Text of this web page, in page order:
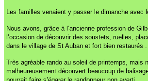
Les familles venaient y passer le dimanche avec
Nous avons, grâce à l’ancienne profession de
l’occasion de découvrir des soustets, ruelles,
dans le village de St Auban et fort bien restaurés .
Très agréable rando au soleil de printemps, mais
malheureusement découvert beaucoup de